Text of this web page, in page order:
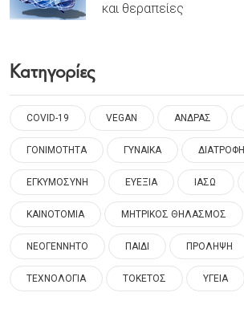
και θεραπείες
Κατηγορίες
COVID-19 VEGAN ΑΝΔΡΑΣ
ΓΟΝΙΜΟΤΗΤΑ ΓΥΝΑΙΚΑ ΔΙΑΤΡΟΦΗ
ΕΓΚΥΜΟΣΥΝΗ ΕΥΕΞΙΑ ΙΑΣΩ
ΚΑΙΝΟΤΟΜΙΑ ΜΗΤΡΙΚΟΣ ΘΗΛΑΣΜΟΣ
ΝΕΟΓΕΝΝΗΤΟ ΠΑΙΔΙ ΠΡΟΛΗΨΗ
ΤΕΧΝΟΛΟΓΙΑ ΤΟΚΕΤΟΣ ΥΓΕΙΑ